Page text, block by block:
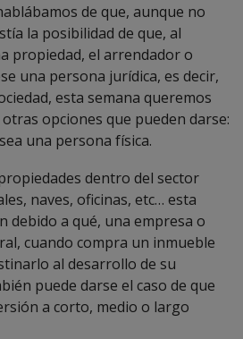
de que, aunque no
la posibilidad de que, al
propiedad, el arrendador o
una persona jurídica, es decir,
esta semana queremos
opciones que pueden darse:
una persona física.
dentro del sector
naves, oficinas, etc… esta
debido a qué, una empresa o
cuando compra un inmueble
al desarrollo de su
puede darse el caso de que
a corto, medio o largo